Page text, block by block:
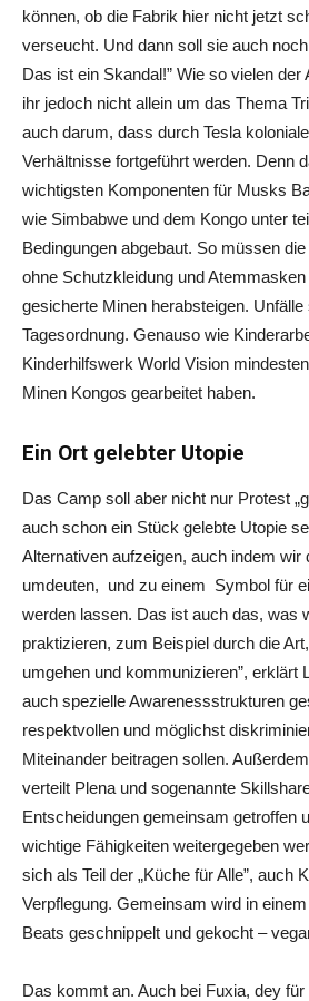
können, ob die Fabrik hier nicht jetzt
verseucht. Und dann soll sie auch
Das ist ein Skandal!” Wie so vielen der
ihr jedoch nicht allein um das Thema
auch darum, dass durch Tesla
Verhältnisse fortgeführt werden. Denn
wichtigsten Komponenten für Musks
wie Simbabwe und dem Kongo unter
Bedingungen abgebaut. So müssen
ohne Schutzkleidung und
gesicherte Minen herabsteigen. Unfälle
Tagesordnung. Genauso wie
Kinderhilfswerk World Vision
Minen Kongos gearbeitet haben.
Ein Ort gelebter Utopie
Das Camp soll aber nicht nur Protest
auch schon ein Stück gelebte Utopie
Alternativen aufzeigen, auch indem wir
umdeuten, und zu einem Symbol für
werden lassen. Das ist auch das, was
praktizieren, zum Beispiel durch die
umgehen und kommunizieren”, erklärt
auch spezielle Awarenessstrukturen
respektvollen und möglichst
Miteinander beitragen sollen.
verteilt Plena und sogenannte
Entscheidungen gemeinsam getroffen
wichtige Fähigkeiten weitergegeben
sich als Teil der „Küche für Alle”, auch
Verpflegung. Gemeinsam wird in
Beats geschnippelt und gekocht –
Das kommt an. Auch bei Fuxia, dey